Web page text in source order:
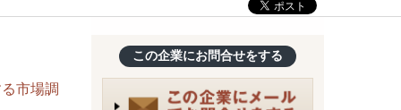
市場調
この企業にお問合せをする